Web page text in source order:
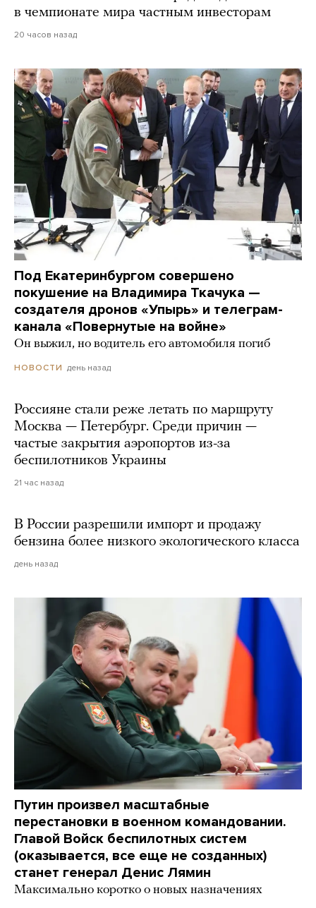
в чемпионате мира частным инвесторам
20 часов назад
Под Екатеринбургом совершено
покушение на Владимира Ткачука —
создателя дронов «Упырь» и телеграм-
канала «Повернутые на войне»
Он выжил, но водитель его автомобиля погиб
НОВОСТИ день назад
Россияне стали реже летать по маршруту
Москва — Петербург. Среди причин —
частые закрытия аэропортов из-за
беспилотников Украины
21 час назад
В России разрешили импорт и продажу
бензина более низкого экологического класса
день назад
Путин произвел масштабные
перестановки в военном командовании.
Главой Войск беспилотных систем
(оказывается, все еще не созданных)
станет генерал Денис Лямин
Максимально коротко о новых назначениях